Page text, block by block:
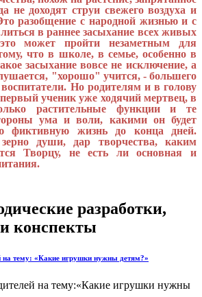
не доходят струи свежего воздуха и
разобщение с народной жизнью и с
в раннее засыхание всех живых
может пройти незаметным для
что в школе, в семье, особенно в
засыхание вовсе не исключение, а
"хорошо" учится, - большего
Но родителям и в голову
ученик уже ходячий мертвец, в
растительные функции и те
ума и воли, какими он будет
фиктивную жизнь до конца дней.
души, дар творчества, каким
Творцу, не есть ли основная и
разработки,
конспекты
на тему: «Какие игрушки нужны детям?»
на тему:«Какие игрушки нужны